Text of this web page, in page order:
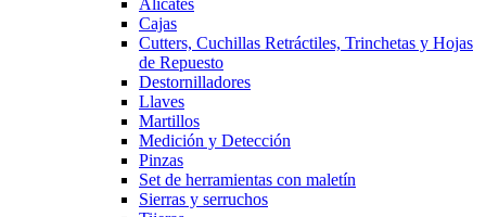
Cajas
Cutters, Cuchillas Retráctiles, Trinchetas y Hojas
de Repuesto
Destornilladores
Llaves
Martillos
Medición y Detección
Pinzas
Set de herramientas con maletín
Sierras y serruchos